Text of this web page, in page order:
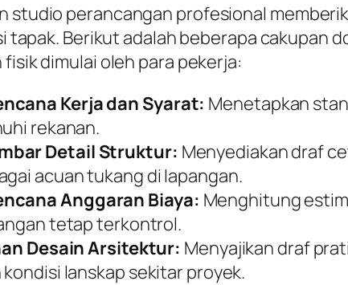
studio perancangan profesional
tapak. Berikut adalah beberapa cakupan
dimulai oleh para pekerja:
Kerja dan Syarat: Menetapkan
rekanan.
Detail Struktur: Menyediakan draf
acuan tukang di lapangan.
Anggaran Biaya: Menghitung
tetap terkontrol.
Desain Arsitektur: Menyajikan draf
lanskap sekitar proyek.